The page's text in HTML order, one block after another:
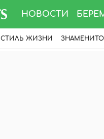
НОВОСТИ
СТИЛЬ ЖИЗНИ